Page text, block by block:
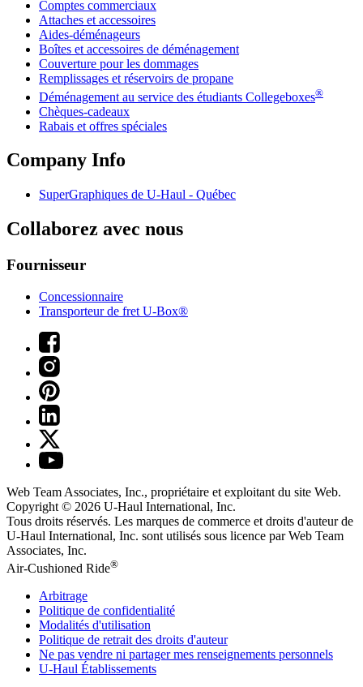
Comptes commerciaux
Attaches et accessoires
Aides-déménageurs
Boîtes et accessoires de déménagement
Couverture pour les dommages
Remplissages et réservoirs de propane
Déménagement au service des étudiants Collegeboxes®
Chèques-cadeaux
Rabais et offres spéciales
Company Info
SuperGraphiques de U-Haul - Québec
Collaborez avec nous
Fournisseur
Concessionnaire
Transporteur de fret U-Box®
Web Team Associates, Inc., propriétaire et exploitant du site Web.
Copyright © 2026 U-Haul International, Inc.
Tous droits réservés. Les marques de commerce et droits d'auteur de
U-Haul International, Inc. sont utilisés sous licence par Web Team
Associates, Inc.
Air-Cushioned Ride®
Arbitrage
Politique de confidentialité
Modalités d'utilisation
Politique de retrait des droits d'auteur
Ne pas vendre ni partager mes renseignements personnels
U-Haul Établissements